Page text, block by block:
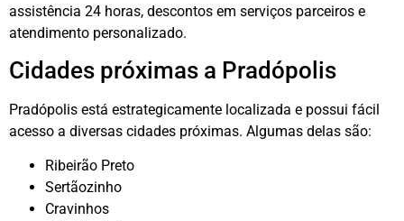
assistência 24 horas, descontos em serviços parceiros e
atendimento personalizado.
Cidades próximas a Pradópolis
Pradópolis está estrategicamente localizada e possui fácil
acesso a diversas cidades próximas. Algumas delas são:
Ribeirão Preto
Sertãozinho
Cravinhos